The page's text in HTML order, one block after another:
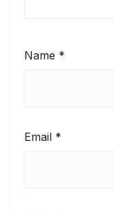
Name *
Email *